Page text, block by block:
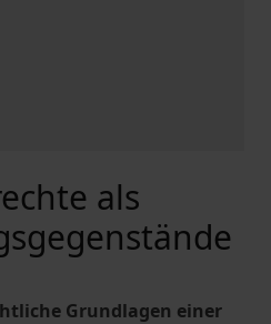
als
Grundlagen einer